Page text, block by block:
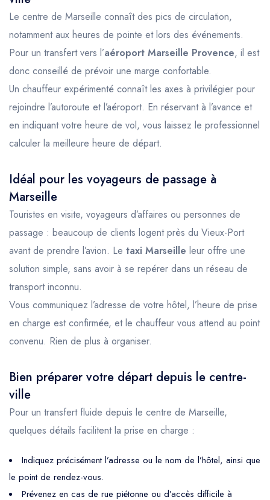
Le centre de Marseille connaît des pics de circulation,
notamment aux heures de pointe et lors des événements.
Pour un transfert vers l’aéroport Marseille Provence, il est
donc conseillé de prévoir une marge confortable.
Un chauffeur expérimenté connaît les axes à privilégier pour
rejoindre l’autoroute et l’aéroport. En réservant à l’avance et
en indiquant votre heure de vol, vous laissez le professionnel
calculer la meilleure heure de départ.
Idéal pour les voyageurs de passage à
Marseille
Touristes en visite, voyageurs d’affaires ou personnes de
passage : beaucoup de clients logent près du Vieux-Port
avant de prendre l’avion. Le taxi Marseille leur offre une
solution simple, sans avoir à se repérer dans un réseau de
transport inconnu.
Vous communiquez l’adresse de votre hôtel, l’heure de prise
en charge est confirmée, et le chauffeur vous attend au point
convenu. Rien de plus à organiser.
Bien préparer votre départ depuis le centre-
ville
Pour un transfert fluide depuis le centre de Marseille,
quelques détails facilitent la prise en charge :
Indiquez précisément l’adresse ou le nom de l’hôtel, ainsi que
le point de rendez-vous.
Prévenez en cas de rue piétonne ou d’accès difficile à